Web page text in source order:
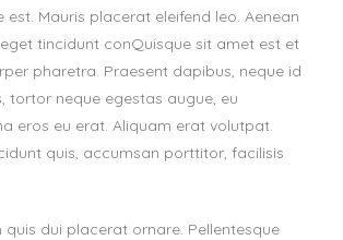
est. Mauris placerat eleifend leo. Aenean
tincidunt conQuisque sit amet est et
pharetra. Praesent dapibus, neque id
tortor neque egestas augue, eu
eros eu erat. Aliquam erat volutpat.
quis, accumsan porttitor, facilisis
quis dui placerat ornare. Pellentesque